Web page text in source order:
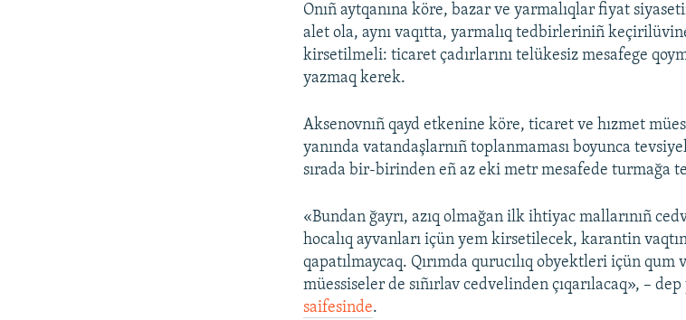
Onıñ aytqanına köre, bazar ve yarmalıqlar fiyat
alet ola, aynı vaqıtta, yarmalıq tedbirleriniñ
kirsetilmeli: ticaret çadırlarını telükesiz mesafege
yazmaq kerek.
Aksenovnıñ qayd etkenine köre, ticaret ve hızmet
yanında vatandaşlarnıñ toplanmaması boyunca
sırada bir-birinden eñ az eki metr mesafede turmağa
«Bundan ğayrı, azıq olmağan ilk ihtiyac mallarınıñ
hocalıq ayvanları içün yem kirsetilecek, karantin
qapatılmaycaq. Qırımda qurucılıq obyektleri içün qum
müessiseler de sıñırlav cedvelinden çıqarılacaq», –
saifesinde.